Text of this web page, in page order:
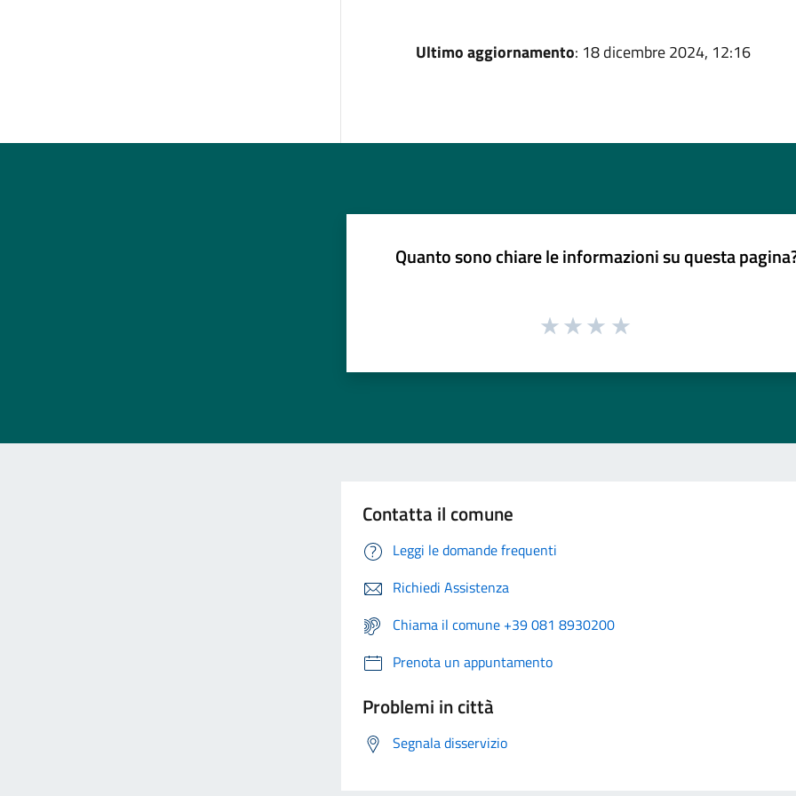
Ultimo aggiornamento: 18 dicembre 2024, 12:16
Quanto sono chiare le informazioni su questa
Contatta il comune
Leggi le domande frequenti
Richiedi Assistenza
Chiama il comune +39 081 8930200
Prenota un appuntamento
Problemi in città
Segnala disservizio